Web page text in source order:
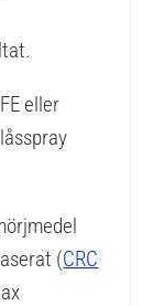
eller
(CRC